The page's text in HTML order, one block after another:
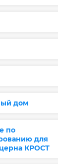
дом
по
для
КРОСТ